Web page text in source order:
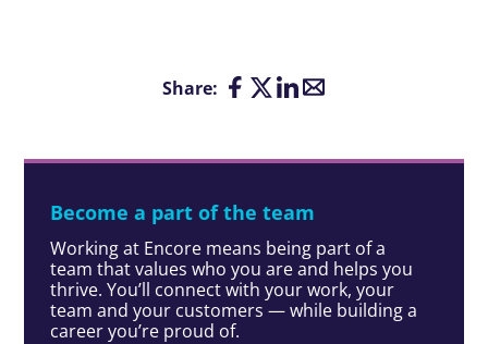
Share:
Become a part of the team
Working at Encore means being part of a
team that values who you are and helps you
thrive. You’ll connect with your work, your
team and your customers — while building a
career you’re proud of.